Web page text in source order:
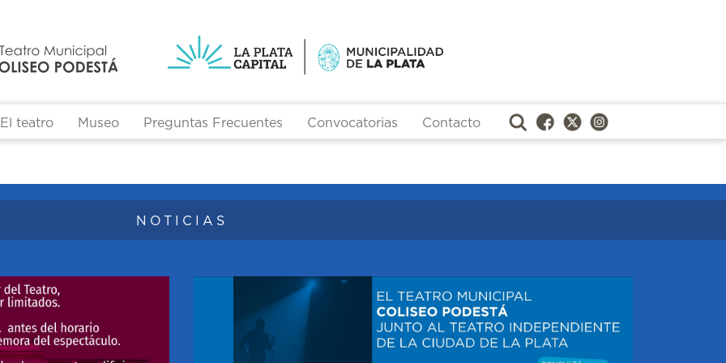
El teatro Museo Preguntas Frecuentes Convocatorias Contacto
NOTICIAS